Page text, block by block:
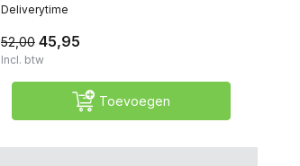
Deliverytime
52,00 45,95
Incl. btw
Toevoegen